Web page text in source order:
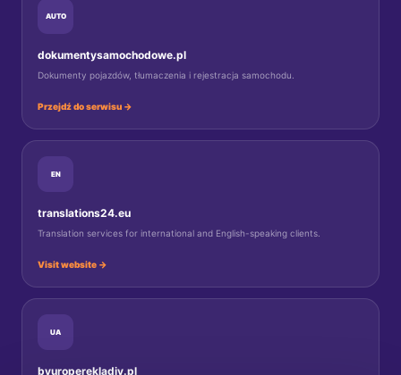
AUTO
dokumentysamochodowe.pl
Dokumenty pojazdów, tłumaczenia i rejestracja samochodu.
Przejdź do serwisu →
EN
translations24.eu
Translation services for international and English-speaking clients.
Visit website →
UA
byuroperekladiv.pl